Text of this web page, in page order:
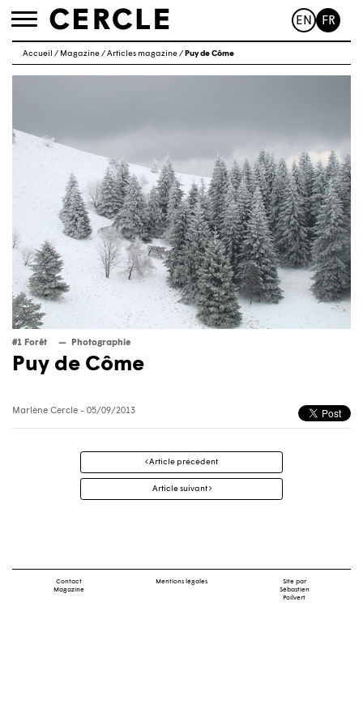
Toggle
EN FR
Accueil / Magazine/Articles magazine/ Puy de Côme
#1 Forêt Photographie
Puy de Côme
Marlène Cercle - 05/09/2013
Navigation
Article précédent
Article suivant
Contact
Magazine
Mentions légales
Site par
Sébastien
Poilvert